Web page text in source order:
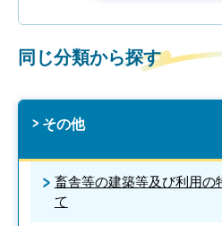
同じ分類から探す
その他
畜舎等の建築等及び利用の
て